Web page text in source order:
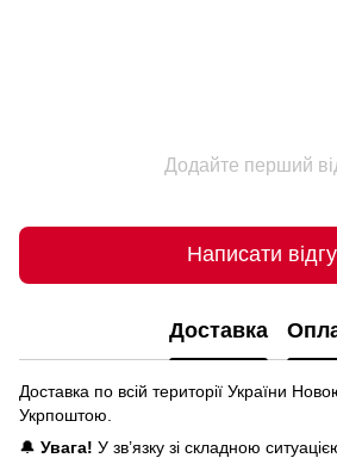
Додайте перший
Написати
Доставка
Доставка по всій території України
Укрпоштою.
🔔 Увага! У зв’язку зі складною